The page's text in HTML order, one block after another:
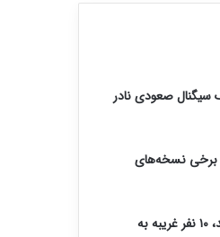
سیگنال صعودی نادر
برخی نسخه‌های
عبداللهی: پرسپولیس ۹ نفره شد، ۱۰ نفر غریبه به